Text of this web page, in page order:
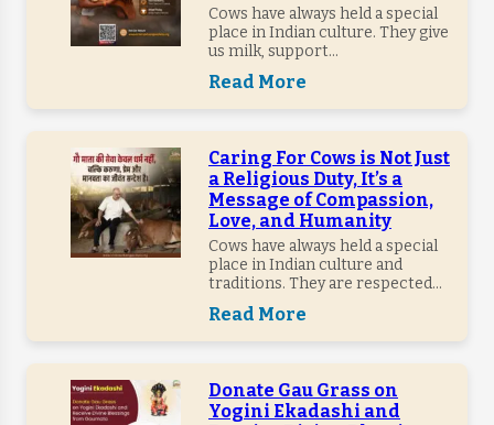
Cows have always held a special
place in Indian culture. They give
us milk, support...
Read More
Caring For Cows is Not Just
a Religious Duty, It’s a
Message of Compassion,
Love, and Humanity
Cows have always held a special
place in Indian culture and
traditions. They are respected...
Read More
Donate Gau Grass on
Yogini Ekadashi and